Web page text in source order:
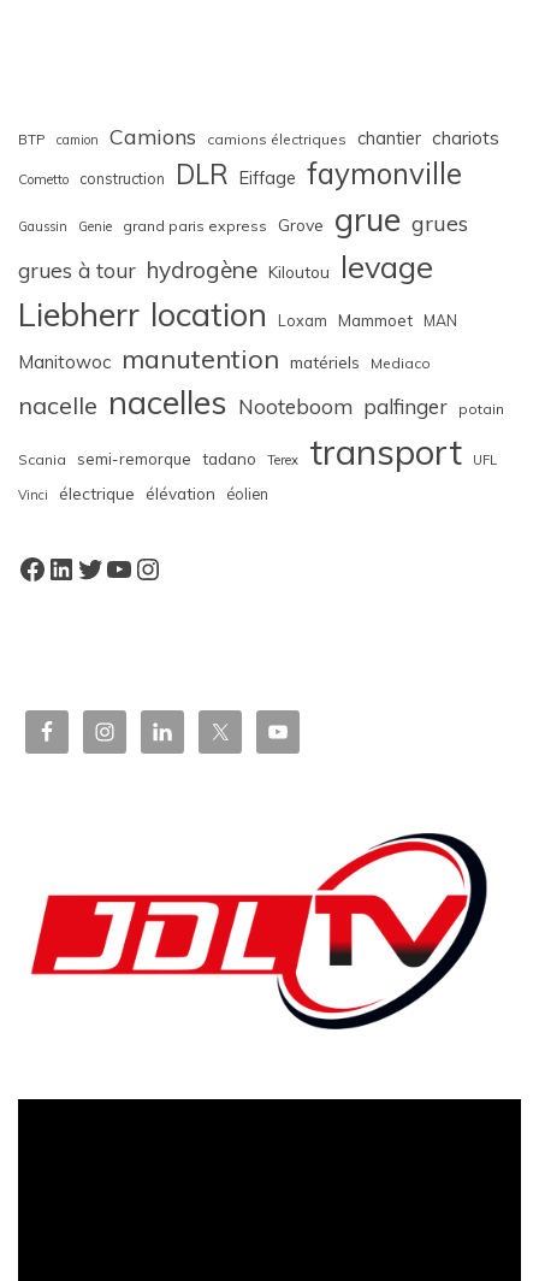
BTP camion Camions camions électriques chantier chariots
Cometto construction DLR Eiffage faymonville
Gaussin Genie grand paris express Grove grue grues
grues à tour hydrogène Kiloutou levage
Liebherr location Loxam Mammoet MAN
Manitowoc manutention matériels Mediaco
nacelle nacelles Nooteboom palfinger potain
Scania semi-remorque tadano Terex transport UFL
Vinci électrique élévation éolien
Facebook
LinkedIn
Twitter
YouTube
Instagram